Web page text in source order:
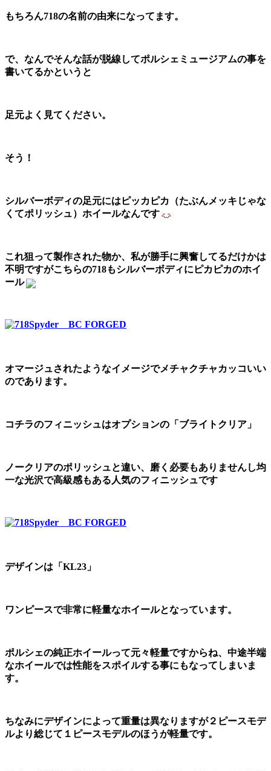
もちろん718の名前の由来になってます。
で、なんでそんな話が脱線してポルシェミュージアムの事を
書いてるかというと
足元よく見てください。
そう！
シルバーボディの足元にはピッカピカ（たぶんメッキじゃな
くてポリッシュ）ホイールなんです
これ狙って製作された物か、私が勝手に興奮してるだけかは
不明ですがこちらの718もシルバーボディにピカピカのホイ
ール
オマージュされたようなイメージでメチャクチャカッコいい
のであります。
コチラのフィニッシュはオプションの「ブライトクリア」
ノークリアのポリッシュと違い、磨く必要もありませんし均
一な光沢で高級感もある人気のフィニッシュです
デザインは「KL23」
ワンピースで非常に軽量なホイールとなっています。
ポルシェの純正ホイールって元々軽量ですからね、中途半端
なホイールでは性能をスポイルする事にもなってしまいま
す。
ちなみにデザインによって重量は異なりますが２ピースモデ
ルより総じて１ピースモデルのほうが軽量です。